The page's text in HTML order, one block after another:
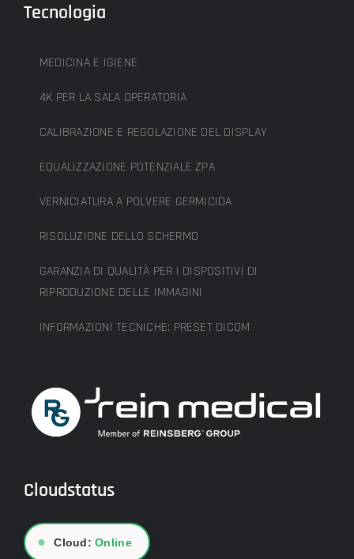
Tecnologia
MEDICINA E IGIENE
4K PER LA SALA OPERATORIA
CALIBRAZIONE E REGOLAZIONE DEL DISPLAY
EQUALIZZAZIONE POTENZIALE ZPA
VERNICIATURA A POLVERE GERMICIDA
RISOLUZIONE DELLO SCHERMO
GARANZIA DI QUALITÀ PER I DISPOSITIVI DI
RIPRODUZIONE DELLE IMMAGINI
INFORMAZIONI TECNICHE: PRESET DICOM
Cloudstatus
● Cloud:Online